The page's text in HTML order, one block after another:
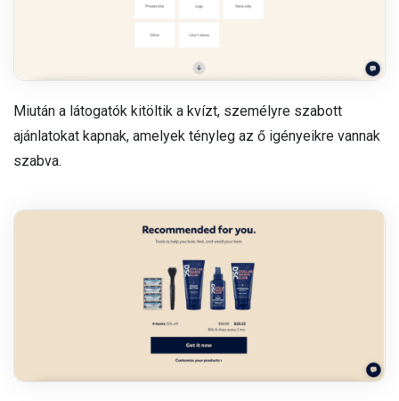
Miután a látogatók kitöltik a kvízt, személyre szabott
ajánlatokat kapnak, amelyek tényleg az ő igényeikre vannak
szabva.